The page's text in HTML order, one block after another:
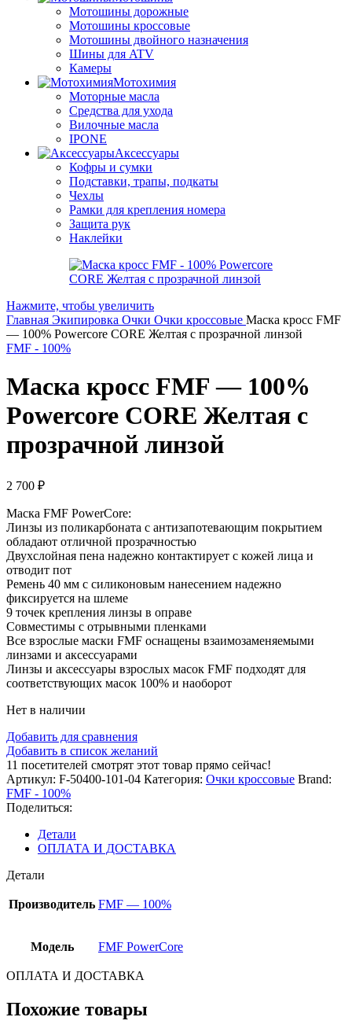
Мотошины дорожные
Мотошины кроссовые
Мотошины двойного назначения
Шины для ATV
Камеры
Мотохимия
Моторные масла
Средства для ухода
Вилочные масла
IPONE
Аксессуары
Кофры и сумки
Подставки, трапы, подкаты
Чехлы
Рамки для крепления номера
Защита рук
Наклейки
Нажмите, чтобы увеличить
Главная Экипировка Очки Очки кроссовые Маска кросс FMF
— 100% Powercore CORE Желтая с прозрачной линзой
FMF - 100%
Маска кросс FMF — 100%
Powercore CORE Желтая с
прозрачной линзой
2 700 ₽
Маска FMF PowerCore:
Линзы из поликарбоната с антизапотевающим покрытием
обладают отличной прозрачностью
Двухслойная пена надежно контактирует с кожей лица и
отводит пот
Ремень 40 мм с силиконовым нанесением надежно
фиксируется на шлеме
9 точек крепления линзы в оправе
Совместимы с отрывными пленками
Все взрослые маски FMF оснащены взаимозаменяемыми
линзами и аксессуарами
Линзы и аксессуары взрослых масок FMF подходят для
соответствующих масок 100% и наоборот
Нет в наличии
Добавить для сравнения
Добавить в список желаний
11 посетителей смотрят этот товар прямо сейчас!
Артикул: F-50400-101-04 Категория: Очки кроссовые Brand:
FMF - 100%
Поделиться:
Детали
ОПЛАТА И ДОСТАВКА
Детали
Производитель FMF — 100%
Модель FMF PowerCore
ОПЛАТА И ДОСТАВКА
Похожие товары